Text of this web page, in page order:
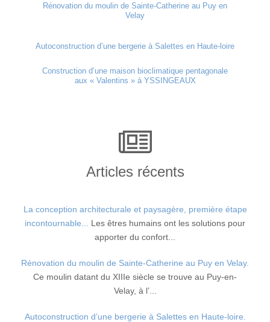
Rénovation du moulin de Sainte-Catherine au Puy en
Velay
Autoconstruction d’une bergerie à Salettes en Haute-loire
Construction d’une maison bioclimatique pentagonale
aux « Valentins » à YSSINGEAUX
Articles récents
La conception architecturale et paysagère, première étape
incontournable...
Les êtres humains ont les solutions pour
apporter du confort...
Rénovation du moulin de Sainte-Catherine au Puy en Velay.
Ce moulin datant du XIIIe siècle se trouve au Puy-en-
Velay, à l’...
Autoconstruction d’une bergerie à Salettes en Haute-loire.